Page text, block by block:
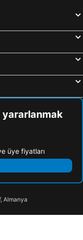
yararlanmak
üye fiyatları
Almanya